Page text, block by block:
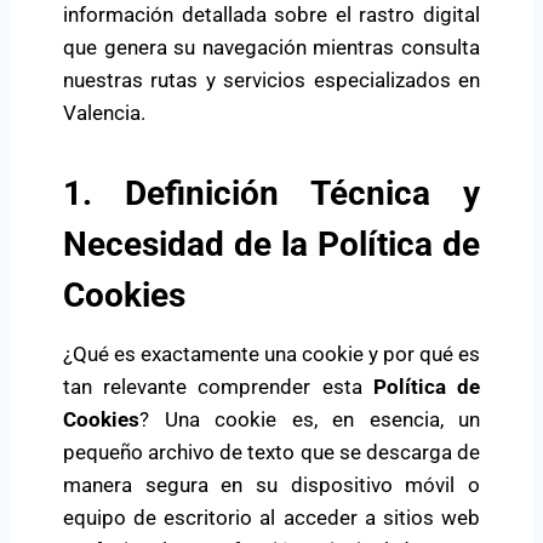
información detallada sobre el rastro digital
que genera su navegación mientras consulta
nuestras rutas y servicios especializados en
Valencia.
1. Definición Técnica y
Necesidad de la Política de
Cookies
¿Qué es exactamente una cookie y por qué es
tan relevante comprender esta Política de
Cookies? Una cookie es, en esencia, un
pequeño archivo de texto que se descarga de
manera segura en su dispositivo móvil o
equipo de escritorio al acceder a sitios web